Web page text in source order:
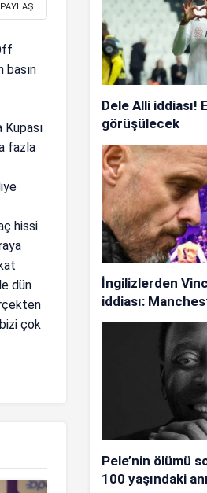
PAYLAŞ
basın
fazla
hissi
dün
çok
Dele Alli iddiası!
görüşülecek
İngilizlerden
iddiası:
Pele’nin ölümü
100 yaşındaki